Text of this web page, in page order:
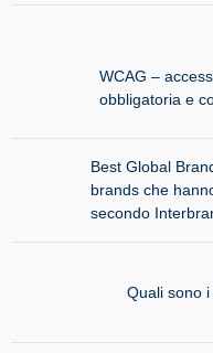
WCAG –
obbligatoria e
Best Global
brands che
secondo
Quali sono